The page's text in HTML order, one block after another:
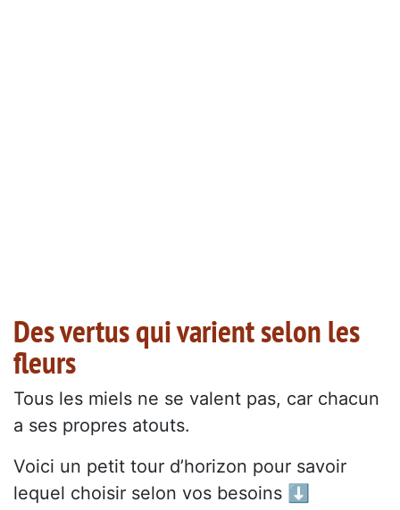
Des vertus qui varient selon les
fleurs
Tous les miels ne se valent pas, car chacun
a ses propres atouts.
Voici un petit tour d’horizon pour savoir
lequel choisir selon vos besoins ⬇️